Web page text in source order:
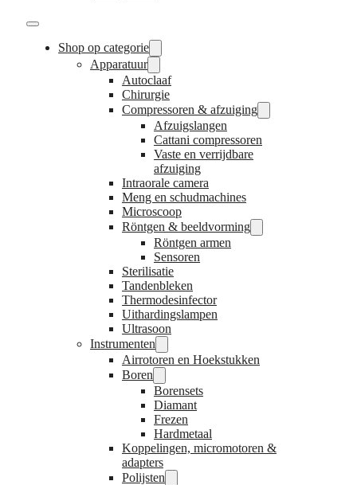
Shop op categorie
Apparatuur
Autoclaaf
Chirurgie
Compressoren & afzuiging
Afzuigslangen
Cattani compressoren
Vaste en verrijdbare
afzuiging
Intraorale camera
Meng en schudmachines
Microscoop
Röntgen & beeldvorming
Röntgen armen
Sensoren
Sterilisatie
Tandenbleken
Thermodesinfector
Uithardingslampen
Ultrasoon
Instrumenten
Airrotoren en Hoekstukken
Boren
Borensets
Diamant
Frezen
Hardmetaal
Koppelingen, micromotoren &
adapters
Polijsten